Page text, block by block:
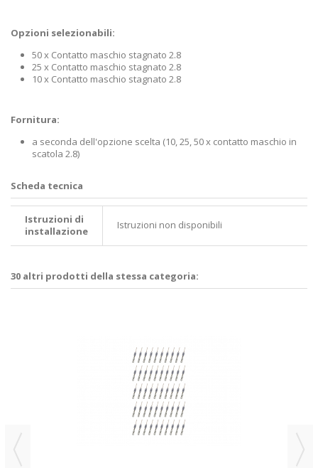
Opzioni selezionabili:
50 x Contatto maschio stagnato 2.8
25 x Contatto maschio stagnato 2.8
10 x Contatto maschio stagnato 2.8
Fornitura:
a seconda dell'opzione scelta (10, 25, 50 x contatto maschio in
scatola 2.8)
Scheda tecnica
Istruzioni di
installazione
Istruzioni non disponibili
30 altri prodotti della stessa categoria: